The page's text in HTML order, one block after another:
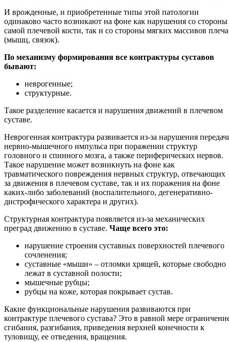
И врожденные, и приобретенные типы этой патологии
одинаково часто возникают на фоне как нарушения со стороны
самой плечевой кости, так и со стороны мягких массивов плеча
(мышц, связок).
По механизму формирования все контрактуры суставов
бывают:
неврогенные;
структурные.
Такое разделение касается и нарушения движений в плечевом
суставе.
Неврогенная контрактура развивается из-за нарушения
нервно-мышечного импульса при поражении структур
головного и спинного мозга, а также периферических нервов.
Такое нарушение может возникнуть на фоне как
травматического повреждения нервных структур, отвечающих
за движения в плечевом суставе, так и их поражения на фоне
каких-либо заболеваний (воспалительного, дегенеративно-
дистрофического характера и других).
Структурная контрактура появляется из-за механических
преград движению в суставе. Чаще всего это:
нарушение строения суставных поверхностей плечевого
сочленения;
суставные «мыши» – отломки хрящей, которые свободно
лежат в суставной полости;
мышечные рубцы;
рубцы на коже, которая покрывает сустав.
Какие функциональные нарушения развиваются при
контрактуре плечевого сустава? Это в равной мере
сгибания, разгибания, приведения верхней конечности к
туловищу, ее отведения, вращения.